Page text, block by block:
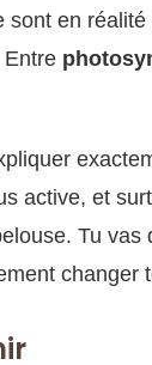
sont en
Entre
active, et
Tu
changer